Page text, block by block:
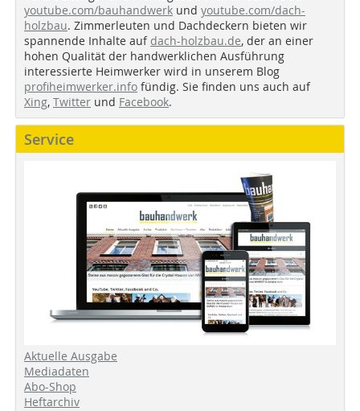
youtube.com/bauhandwerk und youtube.com/dach-
holzbau. Zimmerleuten und Dachdeckern bieten wir
spannende Inhalte auf dach-holzbau.de, der an einer
hohen Qualität der handwerklichen Ausführung
interessierte Heimwerker wird in unserem Blog
profiheimwerker.info fündig. Sie finden uns auch auf
Xing, Twitter und Facebook.
Service
Aktuelle Ausgabe
Mediadaten
Abo-Shop
Heftarchiv